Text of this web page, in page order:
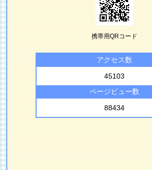
携帯用QRコード
アクセス数
45103
ページビュー数
88434